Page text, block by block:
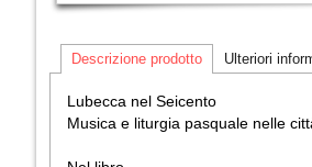
Descrizione prodotto Ulteriori
Lubecca nel Seicento
Musica e liturgia pasquale nelle